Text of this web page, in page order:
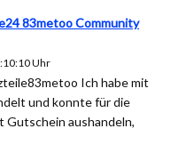
83metoo Community
Uhr
Ich habe mit
und konnte für die
Gutschein aushandeln,